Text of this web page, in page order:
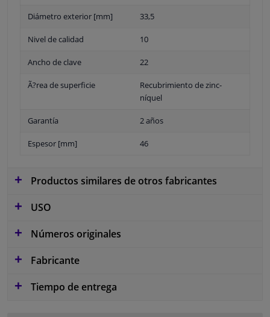
Diámetro exterior [mm] 33,5
Nivel de calidad 10
Ancho de clave 22
Ã?rea de superficie
Recubrimiento de zinc-
níquel
Garantía 2 años
Espesor [mm] 46
Productos similares de otros fabricantes
USO
Números originales
Fabricante
Tiempo de entrega